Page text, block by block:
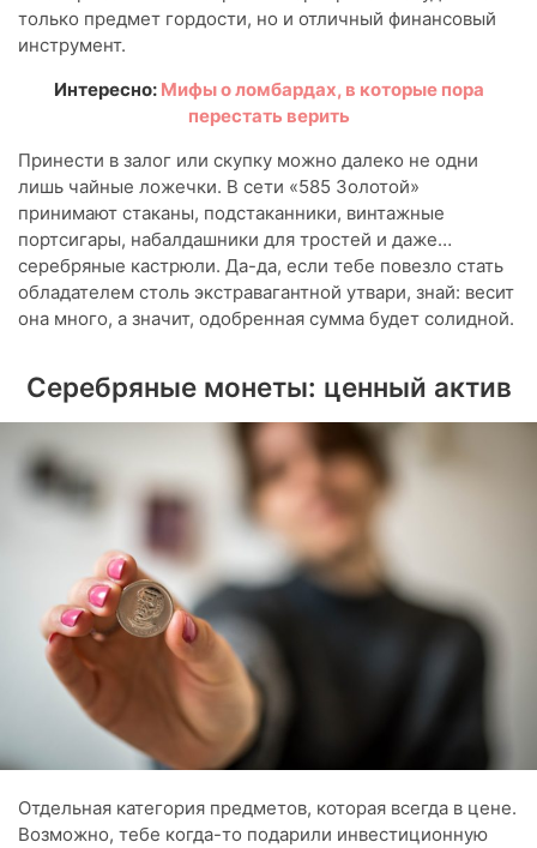
только предмет гордости, но и отличный финансовый
инструмент.
Интересно: Мифы о ломбардах, в которые пора
перестать верить
Принести в залог или скупку можно далеко не одни
лишь чайные ложечки. В сети «585 Золотой»
принимают стаканы, подстаканники, винтажные
портсигары, набалдашники для тростей и даже…
серебряные кастрюли. Да-да, если тебе повезло стать
обладателем столь экстравагантной утвари, знай: весит
она много, а значит, одобренная сумма будет солидной.
Серебряные монеты: ценный актив
Отдельная категория предметов, которая всегда в цене.
Возможно, тебе когда-то подарили инвестиционную